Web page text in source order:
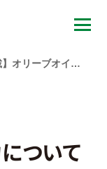
【「Wellulu」掲載】オリーブオイルの魅力について知ろう！
ついて